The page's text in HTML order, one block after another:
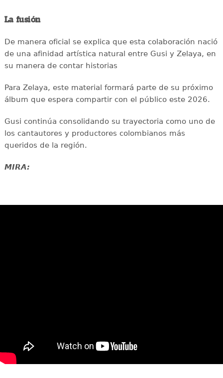
La fusión
De manera oficial se explica que esta colaboración nació
de una afinidad artística natural entre Gusi y Zelaya, en
su manera de contar historias
Para Zelaya, este material formará parte de su próximo
álbum que espera compartir con el público este 2026.
Gusi continúa consolidando su trayectoria como uno de
los cantautores y productores colombianos más
queridos de la región.
MIRA: